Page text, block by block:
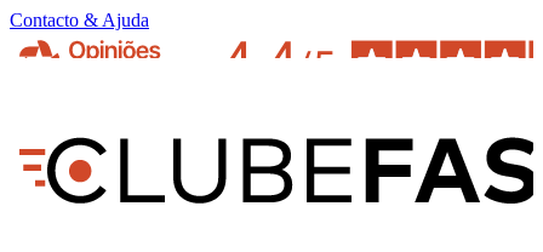
Contacto & Ajuda